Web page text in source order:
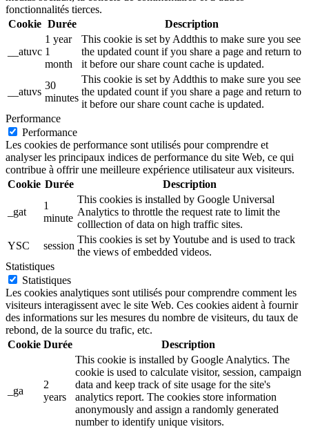
fonctionnalités tierces.
Cookie Durée Description
__atuvc
1 year
1
month
This cookie is set by Addthis to make sure you see
the updated count if you share a page and return to
it before our share count cache is updated.
__atuvs
30
minutes
This cookie is set by Addthis to make sure you see
the updated count if you share a page and return to
it before our share count cache is updated.
Performance
Performance
Les cookies de performance sont utilisés pour comprendre et
analyser les principaux indices de performance du site Web, ce qui
contribue à offrir une meilleure expérience utilisateur aux visiteurs.
Cookie Durée Description
_gat
1
minute
This cookies is installed by Google Universal
Analytics to throttle the request rate to limit the
colllection of data on high traffic sites.
YSC
session
This cookies is set by Youtube and is used to track
the views of embedded videos.
Statistiques
Statistiques
Les cookies analytiques sont utilisés pour comprendre comment les
visiteurs interagissent avec le site Web. Ces cookies aident à fournir
des informations sur les mesures du nombre de visiteurs, du taux de
rebond, de la source du trafic, etc.
Cookie Durée Description
_ga
2
years
This cookie is installed by Google Analytics. The
cookie is used to calculate visitor, session, campaign
data and keep track of site usage for the site's
analytics report. The cookies store information
anonymously and assign a randomly generated
number to identify unique visitors.